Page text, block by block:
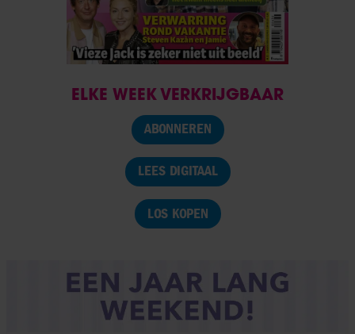
ELKE WEEK VERKRIJGBAAR
ABONNEREN
LEES DIGITAAL
LOS KOPEN